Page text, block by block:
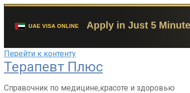
Перейти к контенту
Терапевт Плюс
Справочник по медицине,красоте и здоровью